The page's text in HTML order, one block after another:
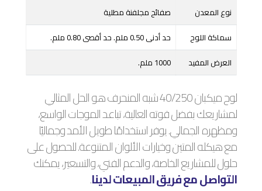
نوع المعدن
صفائح مجلفنة مطلية
سماكة اللوح
حد أدنى 0.50 ملم. حد أقصى 0.80 ملم.
العرض المفيد
1000 ملم.
لوح ميكبان 40/250 شبه المنحرف هو الحل المثالي
لمشاريعك بفضل قوته العالية، تباعد الموجات الواسع،
ومظهره الجمالي. يوفر استخدامًا طويل الأمد وجماليًا
مع هيكله المتين وخيارات الألوان المتنوعة. للحصول على
حلول للمشاريع الخاصة، والدعم الفني، والتسعير، يمكنك
التواصل مع فريق المبيعات لدينا.